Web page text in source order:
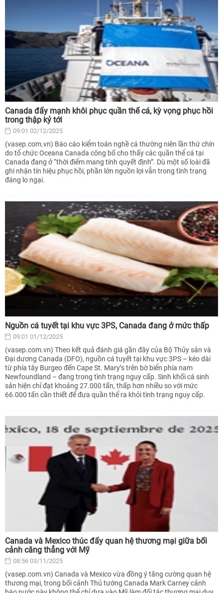
Canada đẩy mạnh khôi phục quần thể cá, kỳ vọng phục hồi
trong thập kỷ tới
09:01 02/12/2025
(vasep.com.vn) Báo cáo kiểm toán nghề cá thường niên lần thứ chín
do tổ chức Oceana Canada công bố cho thấy các quần thể cá tại
Canada đang ở “thời điểm mang tính quyết định”. Dù một số loài đã
ghi nhận tín hiệu phục hồi, phần lớn nguồn lợi vẫn trong tình trạng
đáng lo ngại.
Nguồn cá tuyết tại khu vực 3PS, Canada đang ở mức thấp
09:01 01/12/2025
(vasep.com.vn) Theo kết quả đánh giá gần đây của Bộ Thủy sản và
Đại dương Canada (DFO), nguồn cá tuyết tại khu vực 3PS – kéo dài
từ phía tây Burgeo đến Cape St. Mary’s trên bờ biển phía nam
Newfoundland – đang trong tình trạng nguy cấp. Sinh khối cá sinh
sản hiện chỉ đạt khoảng 27.000 tấn, thấp hơn nhiều so với mức
66.000 tấn cần thiết để đưa quần thể ra khỏi tình trạng nguy cấp.
Canada và Mexico thúc đẩy quan hệ thương mại giữa bối
cảnh căng thẳng với Mỹ
08:56 03/11/2025
(vasep.com.vn) Canada và Mexico vừa đồng ý tăng cường quan hệ
thương mại, trong bối cảnh Thủ tướng Canada Mark Carney cảnh